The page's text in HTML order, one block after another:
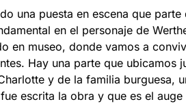
una puesta en escena que
en el personaje de
en museo, donde vamos a
Hay una parte que ubicamos
y de la familia burguesa,
escrita la obra y que es el